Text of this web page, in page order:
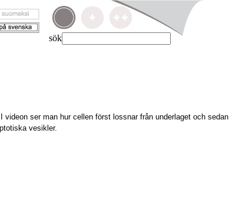
sök
ser man hur cellen först lossnar från underlaget och sedan
vesikler.